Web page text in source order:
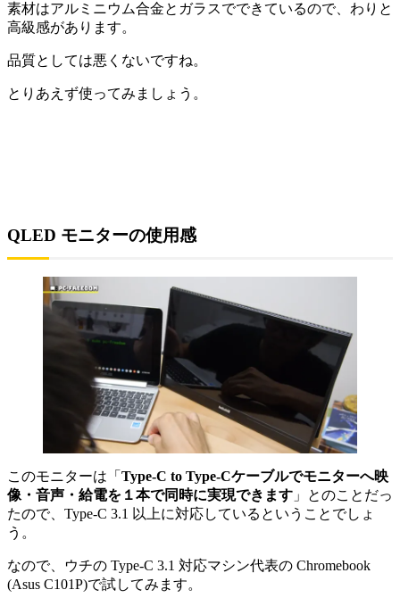
素材はアルミニウム合金とガラスでできているので、わりと
高級感があります。
品質としては悪くないですね。
とりあえず使ってみましょう。
QLED モニターの使用感
このモニターは「 Type-C to Type-Cケーブルでモニターへ映
像・音声・給電を１本で同時に実現できます 」とのことだっ
たので、Type-C 3.1 以上に対応しているということでしょ
う。
なので、ウチの Type-C 3.1 対応マシン代表の Chromebook
(Asus C101P)で試してみます。